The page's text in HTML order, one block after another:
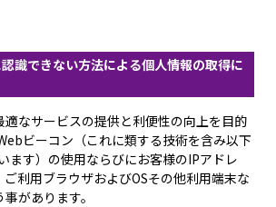
識できない方法による個人情報の取得に
適なサービスの提供と利便性の向上を目的
ビーコン（これに類する技術を含み以下
ます）の使用ならびにお客様のIPアドレ
利用ブラウザおよびOSその他利用端末な
があります。